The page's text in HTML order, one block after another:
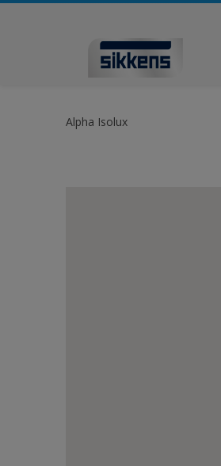
Alpha Isolux